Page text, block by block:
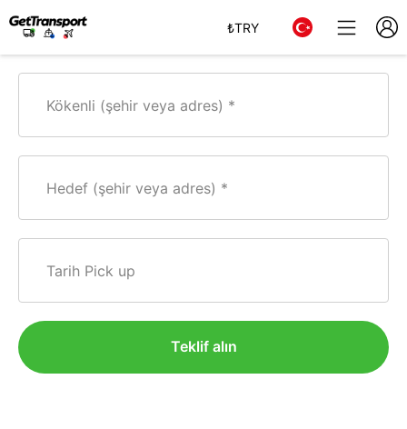
₺TRY
Kökenli (şehir veya adres)
Hedef (şehir veya adres)
Tarih Pick up
Teklif alın